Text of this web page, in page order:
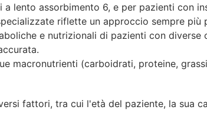
lento assorbimento 6, e per pazienti con
riflette un approccio sempre più
e nutrizionali di pazienti con
macronutrienti (carboidrati, proteine,
fattori, tra cui l'età del paziente, la sua